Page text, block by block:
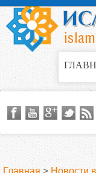
Главная > Новости